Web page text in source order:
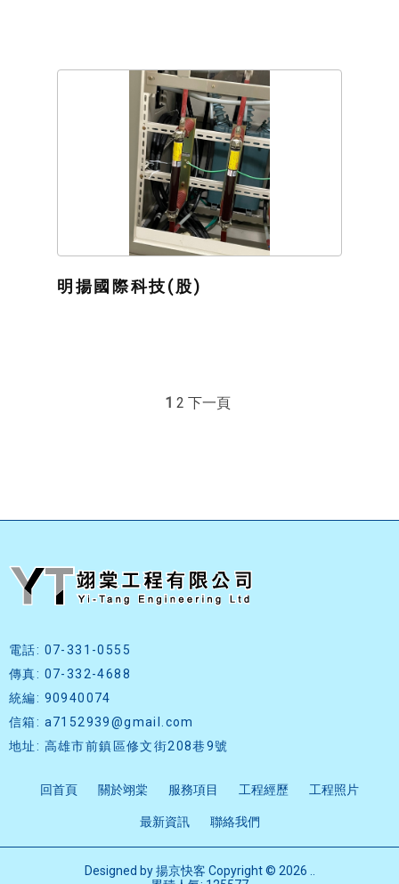
明揚國際科技(股)
1 2 下一頁
電話: 07-331-0555
傳真: 07-332-4688
統編: 90940074
信箱: a7152939@gmail.com
地址: 高雄市前鎮區修文街208巷9號
回首頁 關於翊棠 服務項目 工程經歷 工程照片
最新資訊 聯絡我們
Designed by揚京快客 Copyright © 2026